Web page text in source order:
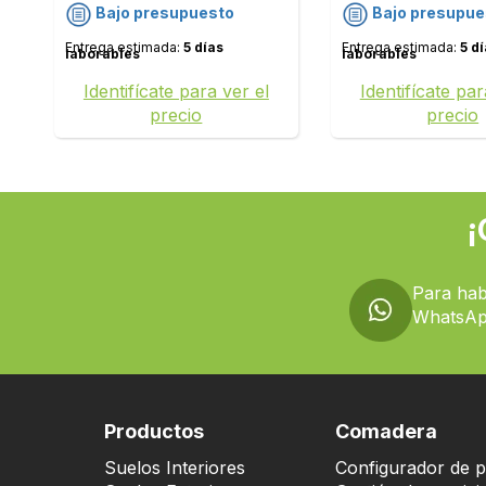
Bajo presupuesto
Entrega estimada: 5 días
laborables
Identifícate para ver el
precio
Bajo
Entrega estimada: 5
laborables
Identifícate
precio
Para
Productos
Suelos Interiores
Comadera
Configurador de